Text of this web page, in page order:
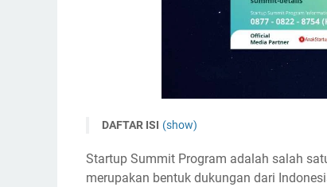
DAFTAR ISI (show)
Timeline
Startup Summit Program adalah salah
merupakan bentuk dukungan dari